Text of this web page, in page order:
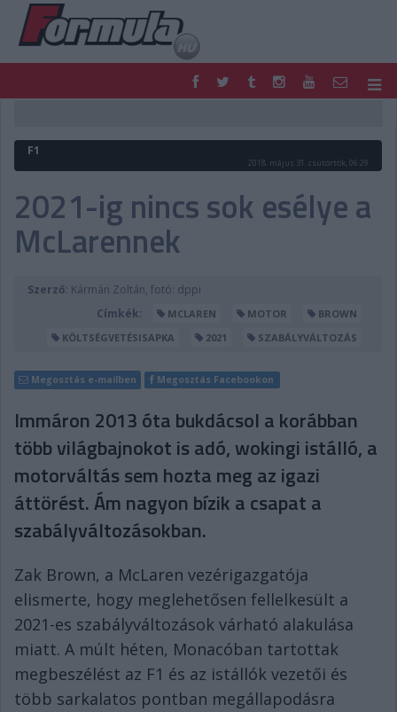
FORMULA
MOTOR
PODCAST
SHOP
LIVE
DIGITÁLIS MAGAZIN
F1
2018. május 31. csütörtök, 06:29
2021-ig nincs sok esélye a
McLarennek
Szerző: Kármán Zoltán, fotó: dppi
Címkék:
MCLAREN MOTOR
BROWN
KÖLTSÉGVETÉSISAPKA
2021 SZABÁLYVÁLTOZÁS
Megosztás e-mailben Megosztás Facebookon
Immáron 2013 óta bukdácsol a korábban
több világbajnokot is adó, wokingi istálló, a
motorváltás sem hozta meg az igazi
áttörést. Ám nagyon bízik a csapat a
szabályváltozásokban.
Zak Brown, a McLaren vezérigazgatója
elismerte, hogy meglehetősen fellelkesült a
2021-es szabályváltozások várható alakulása
miatt. A múlt héten, Monacóban tartottak
megbeszélést az F1 és az istállók vezetői és
több sarkalatos pontban megállapodásra